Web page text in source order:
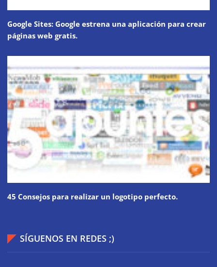
Google Sites: Google estrena una aplicación para crear
páginas web gratis.
45 Consejos para realizar un logotipo perfecto.
SÍGUENOS EN REDES ;)